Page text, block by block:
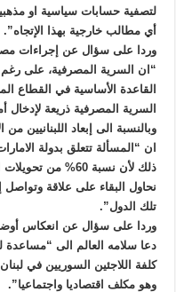
لتصفية حسابات سياسية او
أي مطالب خارجية بهذا الإتجاه”.
وردا على سؤال عن إجراءات
“ان السرية المصرفية، على رغم
القاعدة الأساسية في القطاع
السرية المصرفية ذريعة لإدخال
وبالنسبة الى إبعاد اللبنانيين
ان “المسألة تتعلق بدولة
ذلك لأن نسبة 60%
نحاول البقاء على علاقة
تلك الدول”.
وردا على سؤال عن انعكاس أوضاع
دعا سلامه العالم الى “مساعدة
كلفة اللاجئين السوريين في
وهو مكلف اقتصاديا واجتماعيا”.